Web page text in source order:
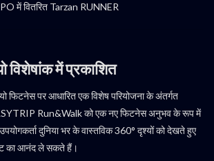
में वितरित Tarzan RUNNER
विशेषांक में प्रकाशित
फिटनेस पर आधारित एक विशेष परियोजना के अंतर्गत
Run&Walk को एक नए फिटनेस अनुभव के रूप में
दुनिया भर के वास्तविक 360° दृश्यों को देखते हुए
का आनंद ले सकते हैं।